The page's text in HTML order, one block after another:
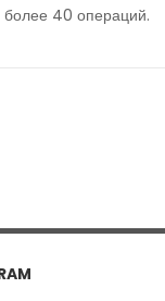
40 операций.